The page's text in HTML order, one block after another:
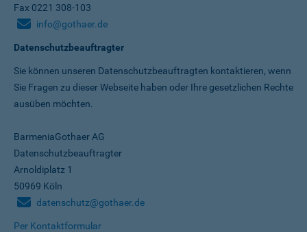
Fax 0221 308-103
info@gothaer.de
Datenschutzbeauftragter
Sie können unseren Datenschutz­beauftragten kontaktieren, wenn
Sie Fragen zu dieser Webseite haben oder Ihre gesetzlichen Rechte
ausüben möchten.
BarmeniaGothaer AG
Datenschutzbeauftragter
Arnoldiplatz 1
50969 Köln
datenschutz@gothaer.de
Per Kontaktformular